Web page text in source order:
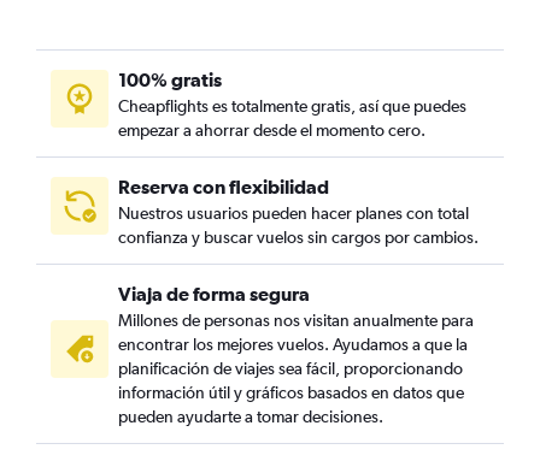
100% gratis
Cheapflights es totalmente gratis, así que puedes
empezar a ahorrar desde el momento cero.
Reserva con flexibilidad
Nuestros usuarios pueden hacer planes con total
confianza y buscar vuelos sin cargos por cambios.
Viaja de forma segura
Millones de personas nos visitan anualmente para
encontrar los mejores vuelos. Ayudamos a que la
planificación de viajes sea fácil, proporcionando
información útil y gráficos basados en datos que
pueden ayudarte a tomar decisiones.